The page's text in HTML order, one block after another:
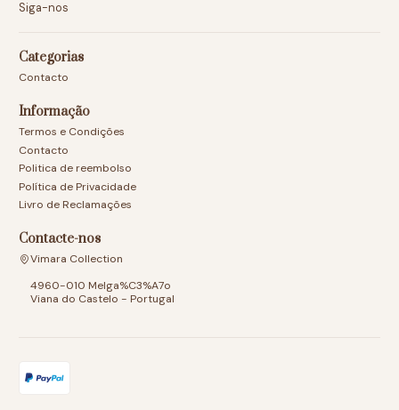
Siga-nos
Categorias
Contacto
Informação
Termos e Condições
Contacto
Politica de reembolso
Política de Privacidade
Livro de Reclamações
Contacte-nos
Vimara Collection
4960-010 Melga%C3%A7o
Viana do Castelo - Portugal